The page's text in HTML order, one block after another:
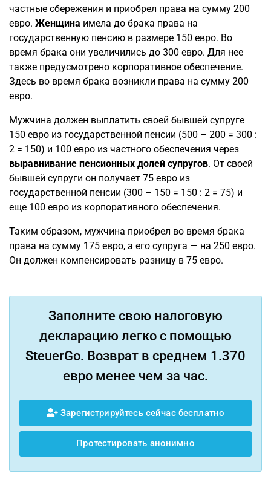
частные сбережения и приобрел права на сумму 200
евро. Женщина имела до брака права на
государственную пенсию в размере 150 евро. Во
время брака они увеличились до 300 евро. Для нее
также предусмотрено корпоративное обеспечение.
Здесь во время брака возникли права на сумму 200
евро.
Мужчина должен выплатить своей бывшей супруге
150 евро из государственной пенсии (500 – 200 = 300 :
2 = 150) и 100 евро из частного обеспечения через
выравнивание пенсионных долей супругов. От своей
бывшей супруги он получает 75 евро из
государственной пенсии (300 – 150 = 150 : 2 = 75) и
еще 100 евро из корпоративного обеспечения.
Таким образом, мужчина приобрел во время брака
права на сумму 175 евро, а его супруга — на 250 евро.
Он должен компенсировать разницу в 75 евро.
Заполните свою налоговую
декларацию легко с помощью
SteuerGo. Возврат в среднем 1.370
евро менее чем за час.
Зарегистрируйтесь сейчас бесплатно
Протестировать анонимно